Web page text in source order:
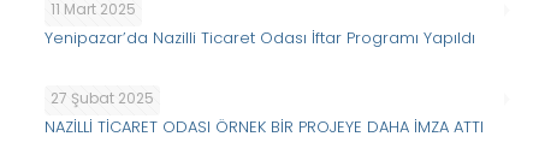
11 Mart 2025
Yenipazar’da Nazilli Ticaret Odası İftar Programı Yapıldı
27 Şubat 2025
NAZİLLİ TİCARET ODASI ÖRNEK BİR PROJEYE DAHA İMZA ATTI